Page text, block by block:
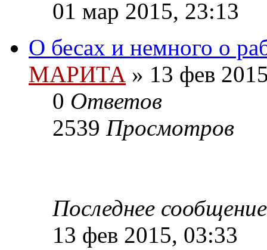
01 мар 2015, 23:13
О бесах и немного о
МАРИТА » 13 фев
0 Ответов
2539 Просмотров
Последнее сообщение
13 фев 2015, 03:33